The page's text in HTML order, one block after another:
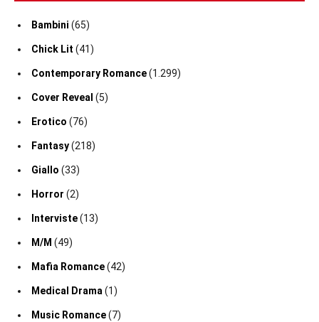
Bambini (65)
Chick Lit (41)
Contemporary Romance(1.299)
Cover Reveal (5)
Erotico (76)
Fantasy(218)
Giallo (33)
Horror (2)
Interviste(13)
M/M (49)
Mafia Romance(42)
Medical Drama(1)
Music Romance(7)